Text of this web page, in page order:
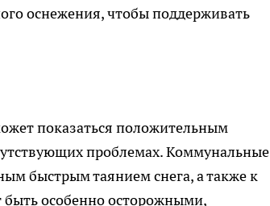
оснежения, чтобы поддерживать
показаться положительным
проблемах. Коммунальные
быстрым таянием снега, а также к
быть особенно осторожными,